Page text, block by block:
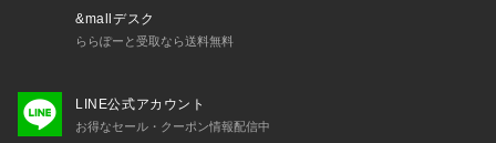
▼商品のお気に入り登録
完売しているカラーの再入荷通知や、ラスト1点、セールの通
新商品や再入荷など、いち早くブランドの情報を受け取ること
ができます。
&mallデスク
ららぽーと受取なら送料無料
LINE公式アカウント
お得なセール・クーポン情報配信中